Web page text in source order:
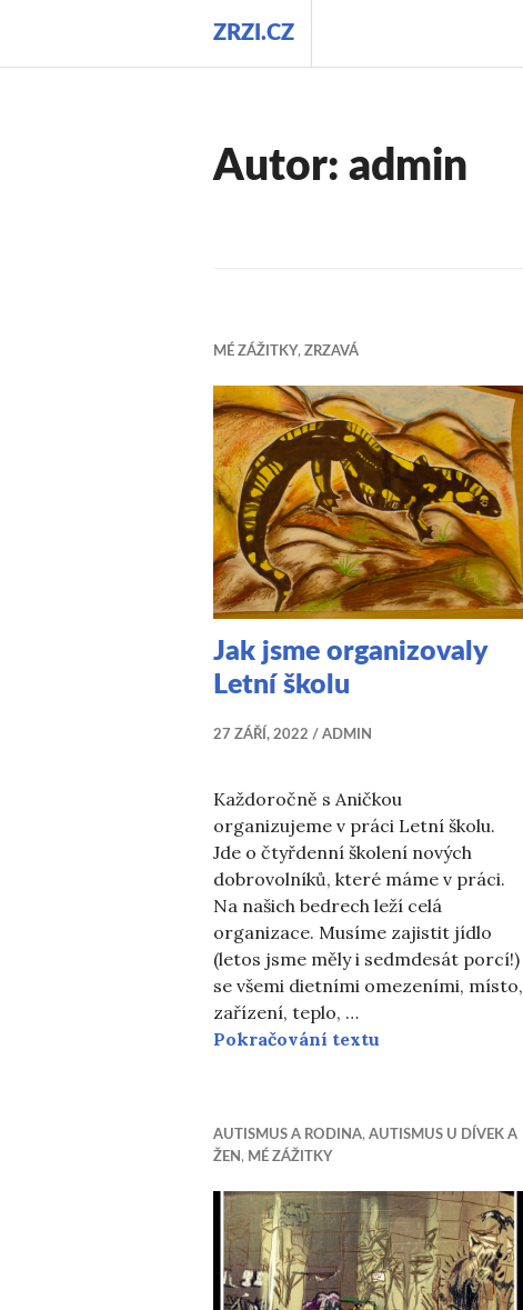
ZRZI.CZ
Autor: admin
MÉ ZÁŽITKY, ZRZAVÁ
Jak jsme organizovaly
Letní školu
27 ZÁŘÍ, 2022 ADMIN
Každoročně s Aničkou
organizujeme v práci Letní školu.
Jde o čtyřdenní školení nových
dobrovolníků, které máme v práci.
Na našich bedrech leží celá
organizace. Musíme zajistit jídlo
(letos jsme měly i sedmdesát porcí!)
se všemi dietními omezeními, místo,
zařízení, teplo, …
Pokračování textu
AUTISMUS A RODINA, AUTISMUS U DÍVEK A
ŽEN , MÉ ZÁŽITKY